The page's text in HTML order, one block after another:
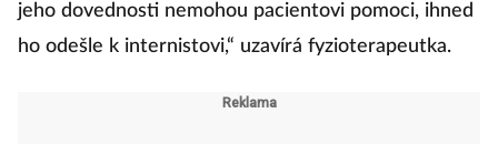
jeho dovednosti nemohou pacientovi pomoci, ihned
ho odešle k internistovi,“ uzavírá fyzioterapeutka.